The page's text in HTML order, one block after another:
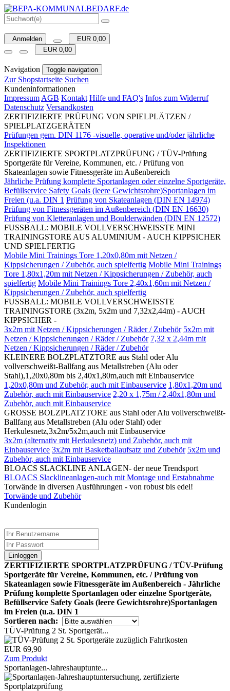
Anmelden
EUR 0,00
EUR 0,00
Navigation Toggle navigation
Zur Shopstartseite Suchen
Kundeninformationen
Impressum AGB Kontakt Hilfe und FAQ's Infos zum Widerruf
Datenschutz Versandkosten
ZERTIFIZIERTE PRÜFUNG VON SPIELPLÄTZEN /
SPIELPLATZGERÄTEN
Prüfungen gem. DIN 1176 -visuelle, operative und/oder jährliche
Inspektionen
ZERTIFIZIERTE SPORTPLATZPRÜFUNG / TÜV-Prüfung
Sportgeräte für Vereine, Kommunen, etc. / Prüfung von
Skateanlagen sowie Fitnessgeräte im Außenbereich
Jährliche Prüfung komplette Sportanlagen oder einzelne Sportgeräte,
Befüllservice Safety Goals (leere Gewichtsrohre)Sportanlagen im
Freien (u.a. DIN 1 Prüfung von Skateanlagen (DIN EN 14974)
Prüfung von Fitnessgeräten im Außenbereich (DIN EN 16630)
Prüfung von Kletteranlagen und Boulderwänden (DIN EN 12572)
FUSSBALL: MOBILE VOLLVERSCHWEISSTE MINI
TRAININGSTORE AUS ALUMINIUM - AUCH KIPPSICHER
UND SPIELFERTIG
Mobile Mini Trainings Tore 1,20x0,80m mit Netzen /
Kippsicherungen / Zubehör, auch spielfertig Mobile Mini Trainings
Tore 1,80x1,20m mit Netzen / Kippsicherungen / Zubehör, auch
spielfertig Mobile Mini Trainings Tore 2,40x1,60m mit Netzen /
Kippsicherungen / Zubehör, auch spielfertig
FUSSBALL: MOBILE VOLLVERSCHWEISSTE
TRAININGSTORE (3x2m, 5x2m und 7,32x2,44m) - AUCH
KIPPSICHER -
3x2m mit Netzen / Kippsicherungen / Räder / Zubehör 5x2m mit
Netzen / Kippsicherungen / Räder / Zubehör 7,32 x 2,44m mit
Netzen / Kippsicherungen / Räder / Zubehör
KLEINERE BOLZPLATZTORE aus Stahl oder Alu
vollverschweißt-Ballfang aus Metallstreben (Alu oder
Stahl),1,20x0,80m bis 2,40x1,80m,auch mit Einbauservice
1,20x0,80m und Zubehör, auch mit Einbauservice 1,80x1,20m und
Zubehör, auch mit Einbauservice 2,20 x 1,75m / 2,40x1,80m und
Zubehör, auch mit Einbauservice
GROSSE BOLZPLATZTORE aus Stahl oder Alu vollverschweißt-
Ballfang aus Metallstreben (Alu oder Stahl) oder
Herkulesnetz,3x2m/5x2m,auch mit Einbauservice
3x2m (alternativ mit Herkulesnetz) und Zubehör, auch mit
Einbauservice 3x2m mit Basketballaufsatz und Zubehör 5x2m und
Zubehör, auch mit Einbauservice
BLOACS SLACKLINE ANLAGEN- der neue Trendsport
BLOACS Slacklineanlagen-auch mit Montage und Erstabnahme
Torwände in diversen Ausführungen - von robust bis edel!
Torwände und Zubehör
Kundenlogin
Einloggen
ZERTIFIZIERTE SPORTPLATZPRÜFUNG / TÜV-Prüfung
Sportgeräte für Vereine, Kommunen, etc. / Prüfung von
Skateanlagen sowie Fitnessgeräte im Außenbereich - Jährliche
Prüfung komplette Sportanlagen oder einzelne Sportgeräte,
Befüllservice Safety Goals (leere Gewichtsrohre)Sportanlagen
im Freien (u.a. DIN 1
Sortieren nach:
TÜV-Prüfung 2 St. Sportgerät...
EUR 69,90
Zum Produkt
Sportanlagen-Jahreshauptunte...